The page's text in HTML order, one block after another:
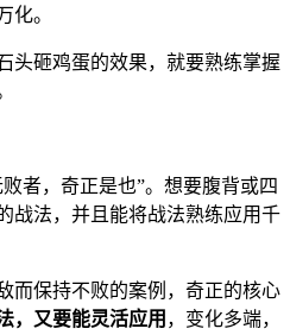
化。
头砸鸡蛋的效果，就要熟练掌握
者，奇正是也”。想要腹背或四
战法，并且能将战法熟练应用千
而保持不败的案例，奇正的核心
，又要能灵活应用 ，变化多端，